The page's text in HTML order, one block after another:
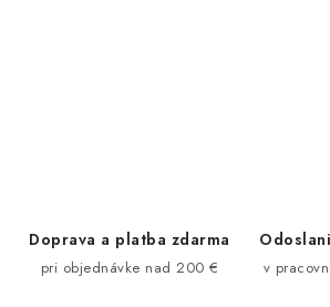
Doprava a platba zdarma
pri objednávke nad 200 €
v